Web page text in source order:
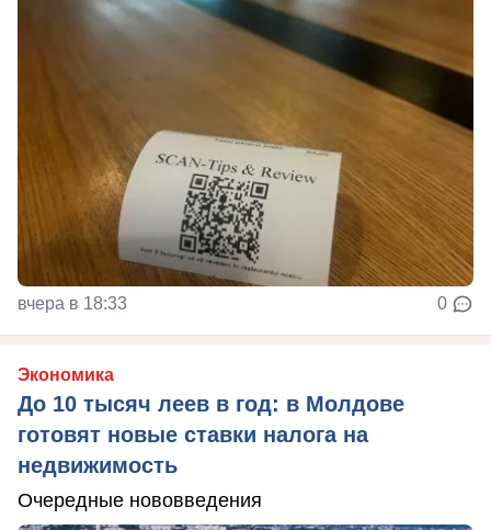
вчера в 18:33 0
Экономика
До 10 тысяч леев в год: в Молдове
готовят новые ставки налога на
недвижимость
Очередные нововведения